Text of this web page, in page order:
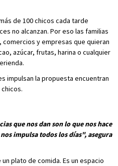
de 100 chicos cada tarde
no alcanzan. Por eso las familias
y empresas que quieran
azúcar, frutas, harina o cualquier
impulsan la propuesta encuentran
que nos dan son lo que nos hace
impulsa todos los días", asegura
plato de comida. Es un espacio